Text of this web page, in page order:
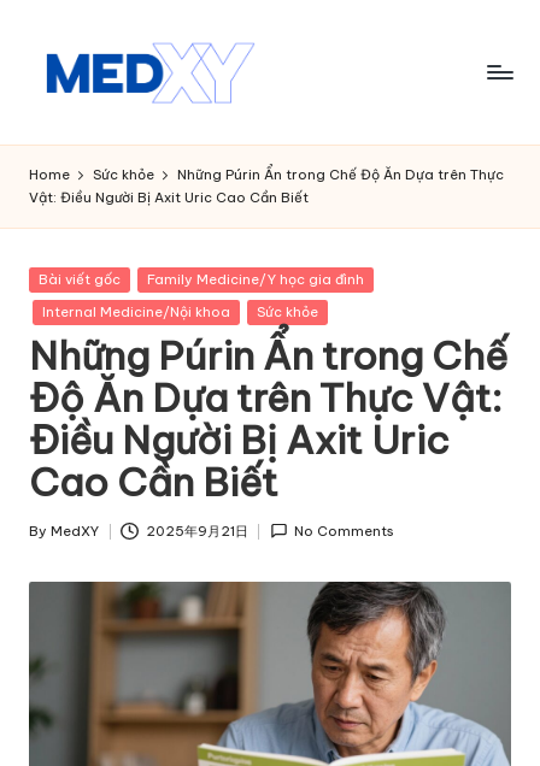
M
e
d
x
y
A
I
Home Sức khỏe
Những Púrin Ẩn trong Chế Độ Ăn Dựa trên Thực
Vật: Điều Người Bị Axit Uric Cao Cần Biết
Posted
in
Bài viết gốc
Family Medicine/Y học gia đình
Internal Medicine/Nội khoa
Sức khỏe
Những Púrin Ẩn trong Chế
Độ Ăn Dựa trên Thực Vật:
Điều Người Bị Axit Uric
Cao Cần Biết
Posted
By MedXY 2025年9月21日 No Comments